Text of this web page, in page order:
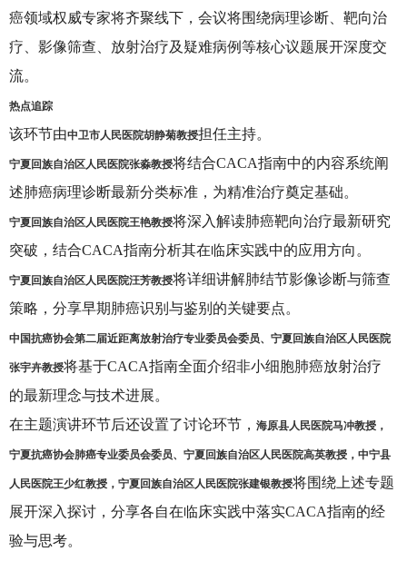
癌领域权威专家将齐聚线下，会议将围绕病理诊断、靶向治
疗、影像筛查、放射治疗及疑难病例等核心议题展开深度交
流。
热点追踪
该环节由中卫市人民医院胡静菊教授担任主持。
宁夏回族自治区人民医院张淼教授将结合CACA指南中的内容系统阐
述肺癌病理诊断最新分类标准，为精准治疗奠定基础。
宁夏回族自治区人民医院王艳教授将深入解读肺癌靶向治疗最新研究
突破，结合CACA指南分析其在临床实践中的应用方向。
宁夏回族自治区人民医院汪芳教授将详细讲解肺结节影像诊断与筛查
策略，分享早期肺癌识别与鉴别的关键要点。
中国抗癌协会第二届近距离放射治疗专业委员会委员、宁夏回族自治区人民医院
张宇卉教授将基于CACA指南全面介绍非小细胞肺癌放射治疗
的最新理念与技术进展。
在主题演讲环节后还设置了讨论环节， 海原县人民医院马冲教授，
宁夏抗癌协会肺癌专业委员会委员、宁夏回族自治区人民医院高英教授，中宁县
人民医院王少红教授，宁夏回族自治区人民医院张建银教授将围绕上述专题
展开深入探讨，分享各自在临床实践中落实CACA指南的经
验与思考。